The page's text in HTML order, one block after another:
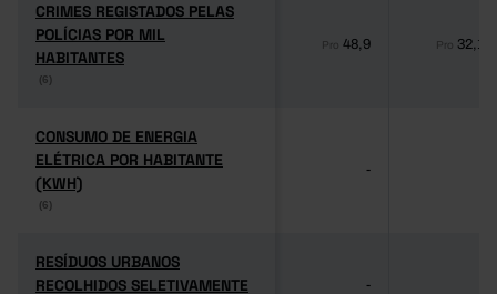
CRIMES REGISTADOS PELAS
POLÍCIAS POR MIL
HABITANTES
(6)
CRIMES REGISTADOS PELAS
POLÍCIAS POR MIL
HABITANTES
(6)
Pro 48,9 Pro 32,1
CONSUMO DE ENERGIA
ELÉTRICA POR HABITANTE
(KWH)
(6)
CONSUMO DE ENERGIA
ELÉTRICA POR HABITANTE
(KWH)
(6)
-
RESÍDUOS URBANOS
RECOLHIDOS SELETIVAMENTE
RESÍDUOS URBANOS
RECOLHIDOS SELETIVAMENTE
-